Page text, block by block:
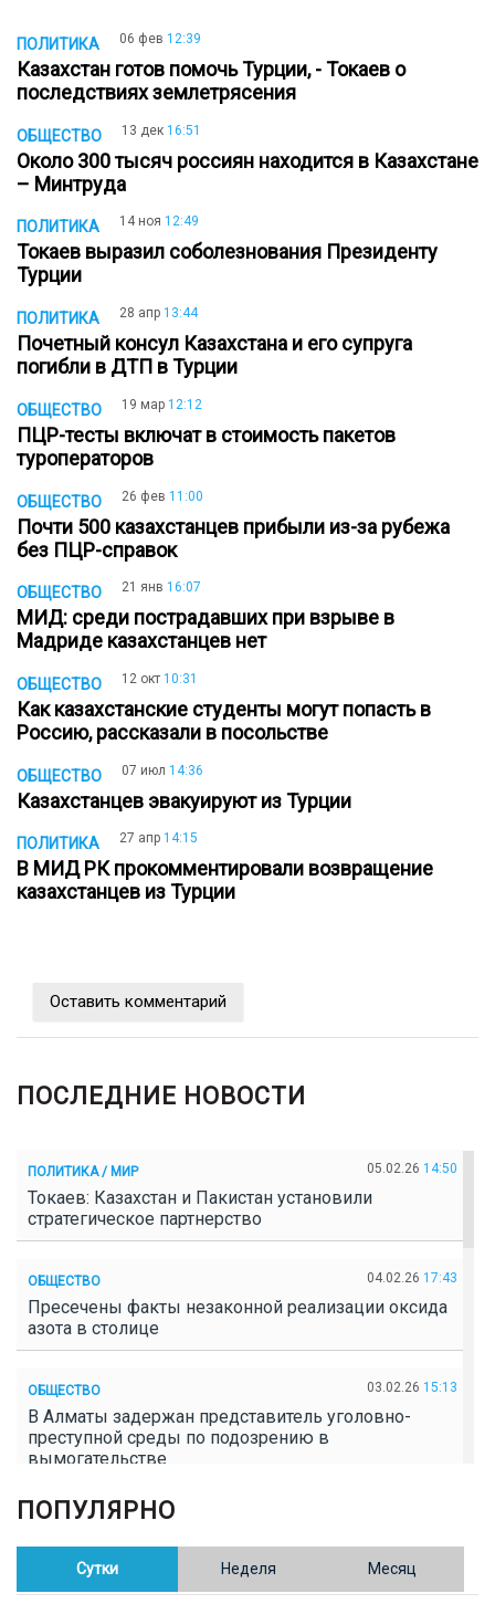
ПОЛИТИКА 06 фев 12:39
Казахстан готов помочь Турции, - Токаев о
последствиях землетрясения
ОБЩЕСТВО 13 дек 16:51
Около 300 тысяч россиян находится в Казахстане
– Минтруда
ПОЛИТИКА 14 ноя 12:49
Токаев выразил соболезнования Президенту
Турции
ПОЛИТИКА 28 апр 13:44
Почетный консул Казахстана и его супруга
погибли в ДТП в Турции
ОБЩЕСТВО 19 мар 12:12
ПЦР-тесты включат в стоимость пакетов
туроператоров
ОБЩЕСТВО 26 фев 11:00
Почти 500 казахстанцев прибыли из-за рубежа
без ПЦР-справок
ОБЩЕСТВО 21 янв 16:07
МИД: среди пострадавших при взрыве в
Мадриде казахстанцев нет
ОБЩЕСТВО 12 окт 10:31
Как казахстанские студенты могут попасть в
Россию, рассказали в посольстве
ОБЩЕСТВО 07 июл 14:36
Казахстанцев эвакуируют из Турции
ПОЛИТИКА 27 апр 14:15
В МИД РК прокомментировали возвращение
казахстанцев из Турции
Оставить комментарий
ПОСЛЕДНИЕ НОВОСТИ
ПОЛИТИКА / МИР 05.02.26 14:50
Токаев: Казахстан и Пакистан установили
стратегическое партнерство
ОБЩЕСТВО 04.02.26 17:43
Пресечены факты незаконной реализации оксида
азота в столице
ОБЩЕСТВО 03.02.26 15:13
В Алматы задержан представитель уголовно-
преступной среды по подозрению в
вымогательстве
ОБЩЕСТВО
Полицейские пресекли незаконное выращивание
конопли в Таразе
ПОПУЛЯРНО
Сутки Неделя Месяц